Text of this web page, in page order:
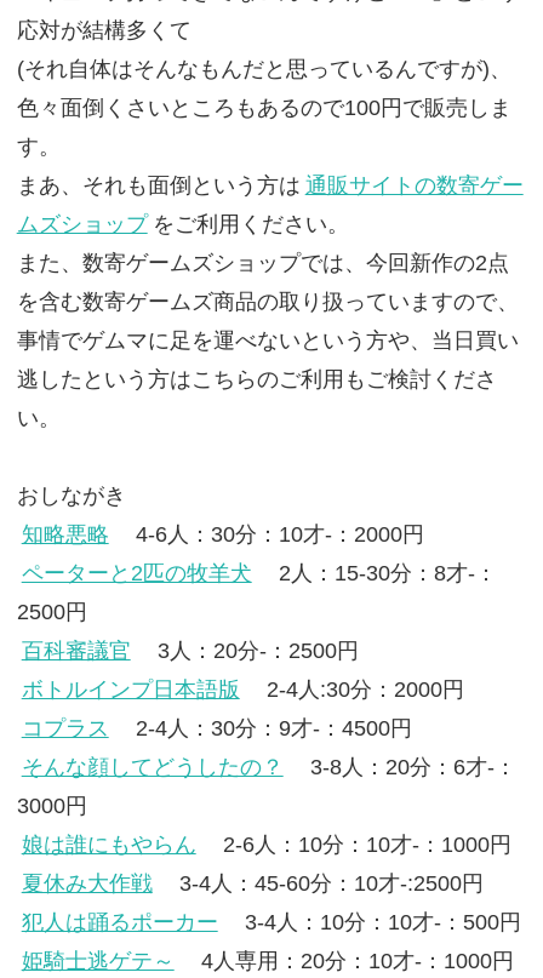
応対が結構多くて
(それ自体はそんなもんだと思っているんですが)、
色々面倒くさいところもあるので100円で販売しま
す。
まあ、それも面倒という方は 通販サイトの数寄ゲー
ムズショップ をご利用ください。
また、数寄ゲームズショップでは、今回新作の2点
を含む数寄ゲームズ商品の取り扱っていますので、
事情でゲムマに足を運べないという方や、当日買い
逃したという方はこちらのご利用もご検討くださ
い。
おしながき
知略悪略
4-6人：30分：10才-：2000円
ペーターと2匹の牧羊犬
2人：15-30分：8才-：
2500円
百科審議官
3人：20分-：2500円
ボトルインプ日本語版
2-4人:30分：2000円
コプラス
2-4人：30分：9才-：4500円
そんな顔してどうしたの？
3-8人：20分：6才-：
3000円
娘は誰にもやらん
2-6人：10分：10才-：1000円
夏休み大作戦
3-4人：45-60分：10才-:2500円
犯人は踊るポーカー
3-4人：10分：10才-：500円
姫騎士逃ゲテ～
4人専用：20分：10才-：1000円